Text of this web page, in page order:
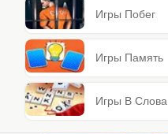
Игры Побег
Игры Память
Игры В Слова